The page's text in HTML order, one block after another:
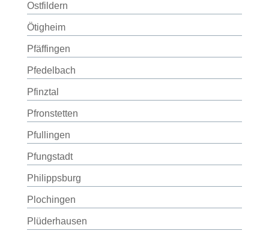
Ostfildern
Ötigheim
Pfäffingen
Pfedelbach
Pfinztal
Pfronstetten
Pfullingen
Pfungstadt
Philippsburg
Plochingen
Plüderhausen